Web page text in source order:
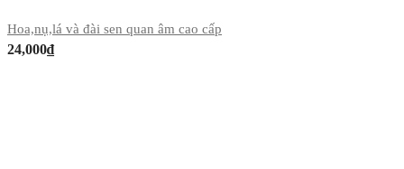
Hoa,nụ,lá và đài sen quan âm cao cấp
24,000₫